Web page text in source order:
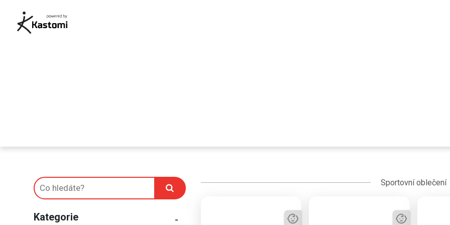
Kategorie -
Sportovní oblečení